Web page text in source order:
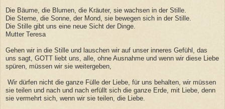
Die Bäume, die Blumen, die Kräuter, sie wachsen in der Stille.
Die Sterne, die Sonne, der Mond, sie bewegen sich in der Stille.
Die Stille gibt uns eine neue Sicht der Dinge.
Mutter Teresa
Gehen wir in die Stille und lauschen wir auf unser inneres Gefühl, das
uns sagt, GOTT liebt uns, alle, ohne Ausnahme und wenn wir diese Liebe
spüren, müssen wir sie weitergeben,
Wir dürfen nicht die ganze Fülle der Liebe, für uns behalten, wir müssen
sie teilen und nach und nach erfüllt sich die ganze Erde, mit Liebe, denn
sie vermehrt sich, wenn wir sie teilen, die Liebe.